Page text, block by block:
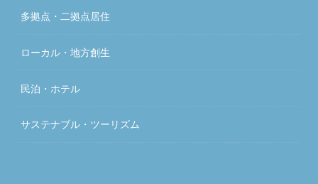
多拠点・二拠点居住
ローカル・地方創生
民泊・ホテル
サステナブル・ツーリズム